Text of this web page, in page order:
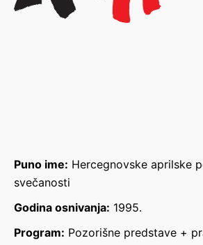
Puno ime: Hercegnovske aprilske
svečanosti
Godina osnivanja: 1995.
Program: Pozorišne predstave +